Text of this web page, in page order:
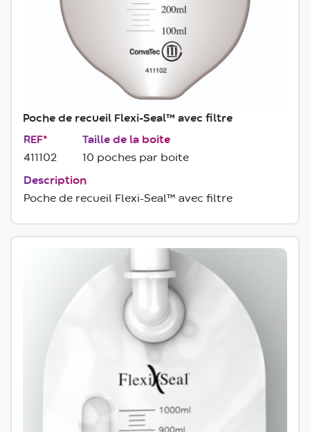
Poche de recueil Flexi-Seal™ avec filtre
REF*
Taille de la boite
411102
10 poches par boite
Description
Poche de recueil Flexi-Seal™ avec filtre